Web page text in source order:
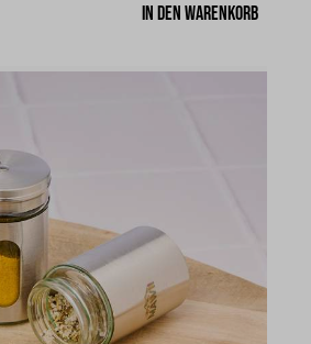
und passt auf alle
mit den gewölbten
In den Warenkorb